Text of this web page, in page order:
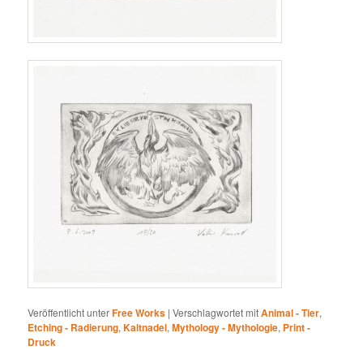
Veröffentlicht unterFree Works |Verschlagwortet mitAnimal - Tier,
Etching - Radierung,Kaltnadel,Mythology - Mythologie, Print -
Druck